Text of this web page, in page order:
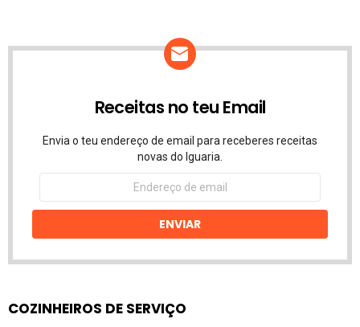
Receitas no teu Email
Envia o teu endereço de email para receberes receitas
novas do Iguaria.
Endereço
email
ENVIAR
COZINHEIROS DE SERVIÇO